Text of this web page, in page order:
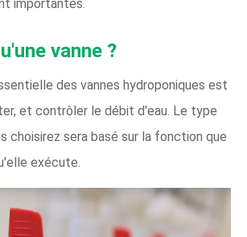
importantes.
vanne ?
des vannes hydroponiques est
et contrôler le débit d'eau. Le type
choisirez sera basé sur la fonction que
exécute.